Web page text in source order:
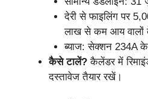
देरी से फाइलिंग पर
लाख से कम आय वालों
ब्याज: सेक्शन 234A
कैसे टालें? कैलेंडर में
दस्तावेज तैयार रखें।